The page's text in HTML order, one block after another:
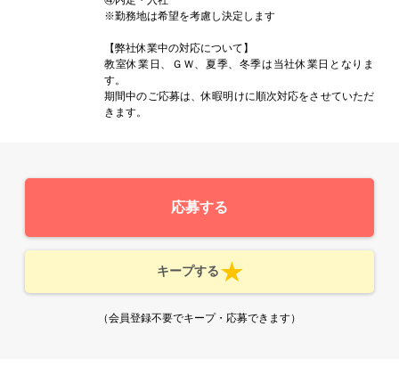
※勤務地は希望を考慮し決定します
【弊社休業中の対応について】
教室休業日、ＧＷ、夏季、冬季は当社休業日となりま
す。
期間中のご応募は、休暇明けに順次対応をさせていただ
きます。
応募する
キープする
（会員登録不要でキープ・応募できます）